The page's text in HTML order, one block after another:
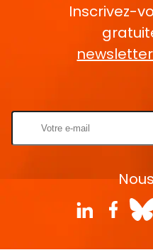
Inscrivez-
newsletter